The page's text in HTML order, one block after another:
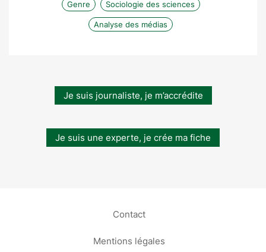
Genre Sociologie des sciences
Analyse des médias
Je suis journaliste, je m’accrédite
Je suis une experte, je crée ma fiche
Contact
Mentions légales